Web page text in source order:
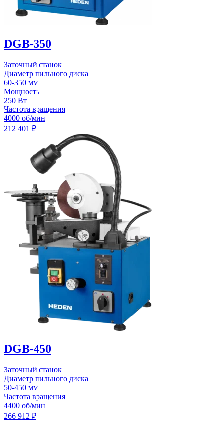
DGB-350
Заточный станок
Диаметр пильного диска
60-350 мм
Мощность
250 Вт
Частота вращения
4000 об/мин
212 401 ₽
DGB-450
Заточный станок
Диаметр пильного диска
50-450 мм
Частота вращения
4400 об/мин
266 912 ₽